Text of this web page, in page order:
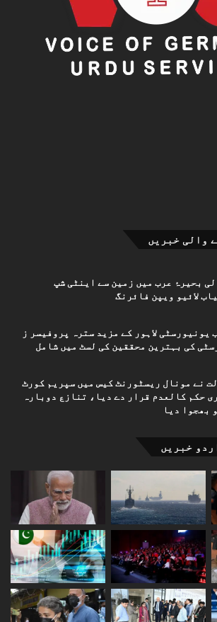
والی خبریں
بحیرۂ عرب میں زمین سے اینٹی شپ
لائیو ویپن فائرنگ
یونیورسٹی لاہور کے مزید سترہ پروفیسر ز
کی بہترین محققین کی لسٹ میں شامل
نے مونال ریسٹورنٹ کیس میں سپریم کورٹ
مسماری حکم کالعدم قرار دے دیا، تنازع دوبارہ
بھجوا دیا
خبریں